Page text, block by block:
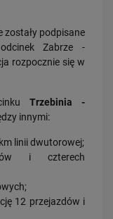
zostały podpisane
Zabrze -
rozpocznie się w
Trzebinia -
innymi:
linii dwutorowej;
i czterech
12 przejazdów i
przejazdy,